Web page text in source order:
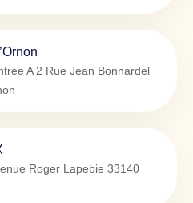
A 2 Rue Jean Bonnardel
Roger Lapebie 33140